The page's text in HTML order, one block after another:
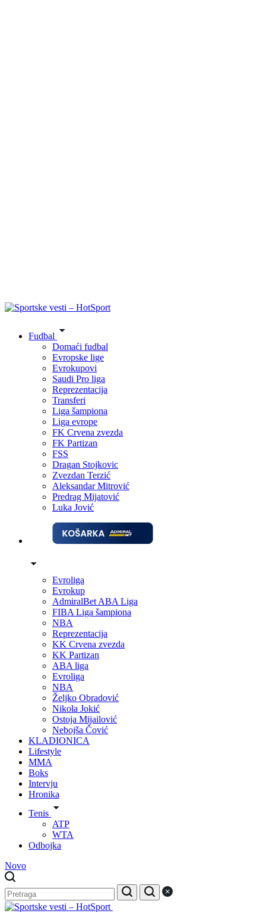
Fudbal
Domaći fudbal
Evropske lige
Evrokupovi
Saudi Pro liga
Reprezentacija
Transferi
Liga šampiona
Liga evrope
FK Crvena zvezda
FK Partizan
FSS
Dragan Stojkovic
Zvezdan Terzić
Aleksandar Mitrović
Predrag Mijatović
Luka Jović
Evroliga
Evrokup
AdmiralBet ABA Liga
FIBA Liga šampiona
NBA
Reprezentacija
KK Crvena zvezda
KK Partizan
ABA liga
Evroliga
NBA
Željko Obradović
Nikola Jokić
Ostoja Mijailović
Nebojša Čović
KLADIONICA
Lifestyle
MMA
Boks
Intervju
Hronika
Tenis
ATP
WTA
Odbojka
Novo